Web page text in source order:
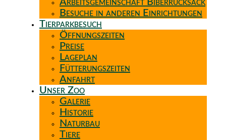
Arbeitsgemeinschaft Biberrucksack
Besuche in anderen Einrichtungen
Tierparkbesuch
Öffnungszeiten
Preise
Lageplan
Fütterungszeiten
Anfahrt
Unser Zoo
Galerie
Historie
Naturbau
Tiere